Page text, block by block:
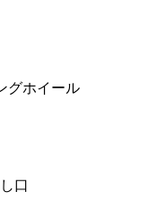
グホイール
口